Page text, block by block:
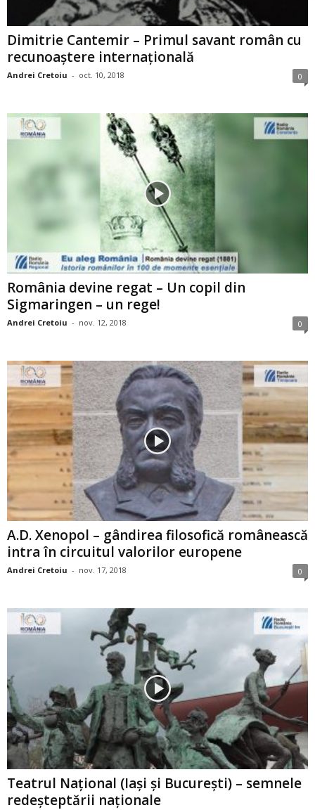
Dimitrie Cantemir – Primul savant român cu
recunoaştere internaţională
Andrei Cretoiu - oct. 10, 2018 0
România devine regat – Un copil din
Sigmaringen – un rege!
Andrei Cretoiu - nov. 12, 2018 0
A.D. Xenopol – gândirea filosofică românească
intra în circuitul valorilor europene
Andrei Cretoiu - nov. 17, 2018 0
Teatrul Naţional (Iaşi şi Bucureşti) – semnele
redeşteptării naţionale